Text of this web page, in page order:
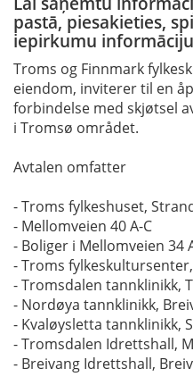
pastā, piesakieties,
iepirkumu
Troms og Finnmark
eiendom, inviterer til en
forbindelse med skjøtsel
i Tromsø området.
Avtalen omfatter
- Troms fylkeshuset,
- Mellomveien 40 A-C
- Boliger i Mellomveien 34
- Troms
- Tromsdalen tannklinikk,
- Nordøya tannklinikk,
- Kvaløysletta tannklinikk,
- Tromsdalen Idrettshall,
- Breivang Idrettshall,